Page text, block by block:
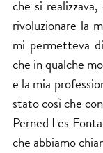
che si
rivoluzionare la
mi permetteva
che in qualche
e la mia
stato così che
Perned Les
che abbiamo